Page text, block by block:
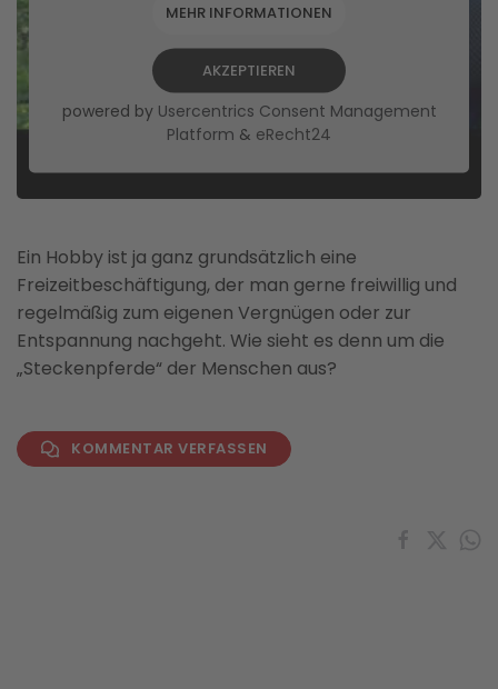
MEHR INFORMATIONEN
AKZEPTIEREN
powered by Usercentrics Consent Management
Platform & eRecht24
Ein Hobby ist ja ganz grundsätzlich eine
Freizeitbeschäftigung, der man gerne freiwillig und
regelmäßig zum eigenen Vergnügen oder zur
Entspannung nachgeht. Wie sieht es denn um die
„Steckenpferde“ der Menschen aus?
KOMMENTAR VERFASSEN